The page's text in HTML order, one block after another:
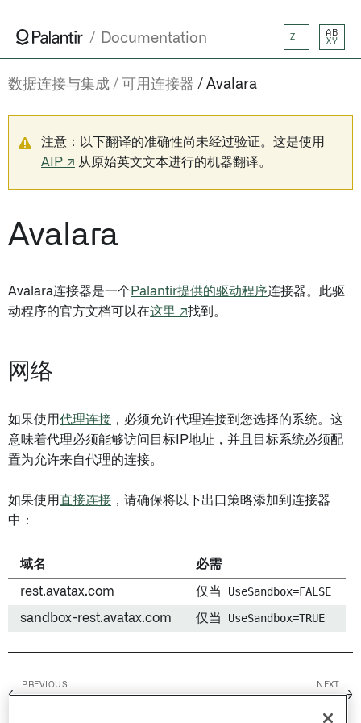
Documentation ZH
AB
XY
数据连接与集成 可用连接器 Avalara
注意：以下翻译的准确性尚未经过验证。这是使用
AIP ↗ 从原始英文文本进行的机器翻译。
Avalara
Avalara连接器是一个 Palantir提供的驱动程序连接器。此驱
动程序的官方文档可以在这里 ↗找到。
网络
如果使用代理连接 ，必须允许代理连接到您选择的系统。这
意味着代理必须能够访问目标IP地址，并且目标系统必须配
置为允许来自代理的连接。
如果使用 直接连接 ，请确保将以下出口策略添加到连接器
中：
域名 必需
rest.avatax.com 仅当 UseSandbox=FALSE
sandbox-rest.avatax.com 仅当 UseSandbox=TRUE
←
PREVIOUS NEXT
→